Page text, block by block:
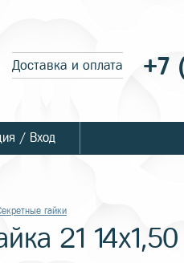
Доставка и оплата +7
/ Вход
гайки
21